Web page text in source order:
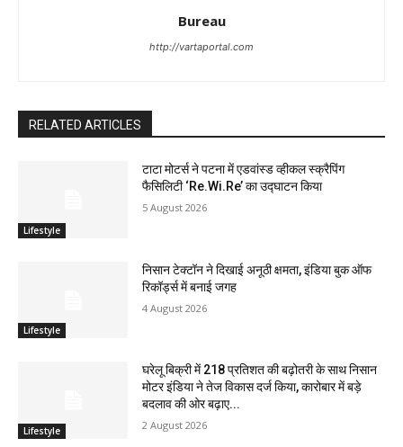
Bureau
http://vartaportal.com
RELATED ARTICLES
Lifestyle
टाटा मोटर्स ने पटना में एडवांस्ड व्हीकल स्क्रैपिंग
फैसिलिटी ‘Re.Wi.Re’ का उद्घाटन किया
5 August 2026
Lifestyle
निसान टेक्टॉन ने दिखाई अनूठी क्षमता, इंडिया बुक ऑफ
रिकॉर्ड्स में बनाई जगह
4 August 2026
Lifestyle
घरेलू बिक्री में 218 प्रतिशत की बढ़ोतरी के साथ निसान
मोटर इंडिया ने तेज विकास दर्ज किया, कारोबार में बड़े
बदलाव की ओर बढ़ाए...
2 August 2026